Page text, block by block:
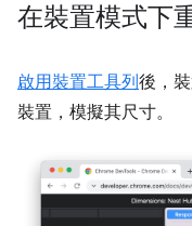
在裝置模式下
啟用裝置工具列後，
裝置，模擬其尺寸。